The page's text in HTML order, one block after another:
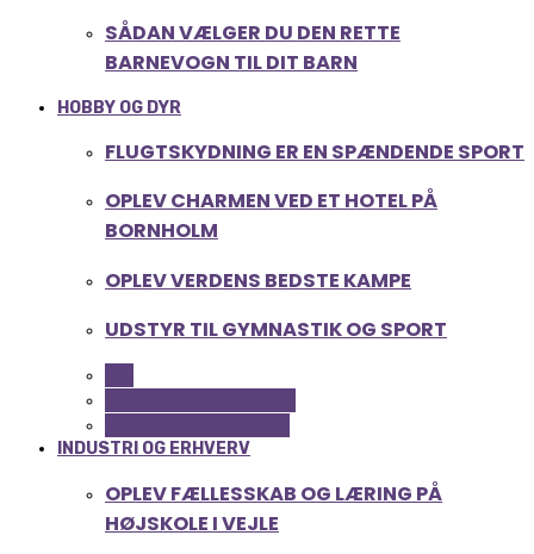
SÅDAN VÆLGER DU DEN RETTE
BARNEVOGN TIL DIT BARN
HOBBY OG DYR
FLUGTSKYDNING ER EN SPÆNDENDE SPORT
OPLEV CHARMEN VED ET HOTEL PÅ
BORNHOLM
OPLEV VERDENS BEDSTE KAMPE
UDSTYR TIL GYMNASTIK OG SPORT
INDUSTRI OG ERHVERV
OPLEV FÆLLESSKAB OG LÆRING PÅ
HØJSKOLE I VEJLE